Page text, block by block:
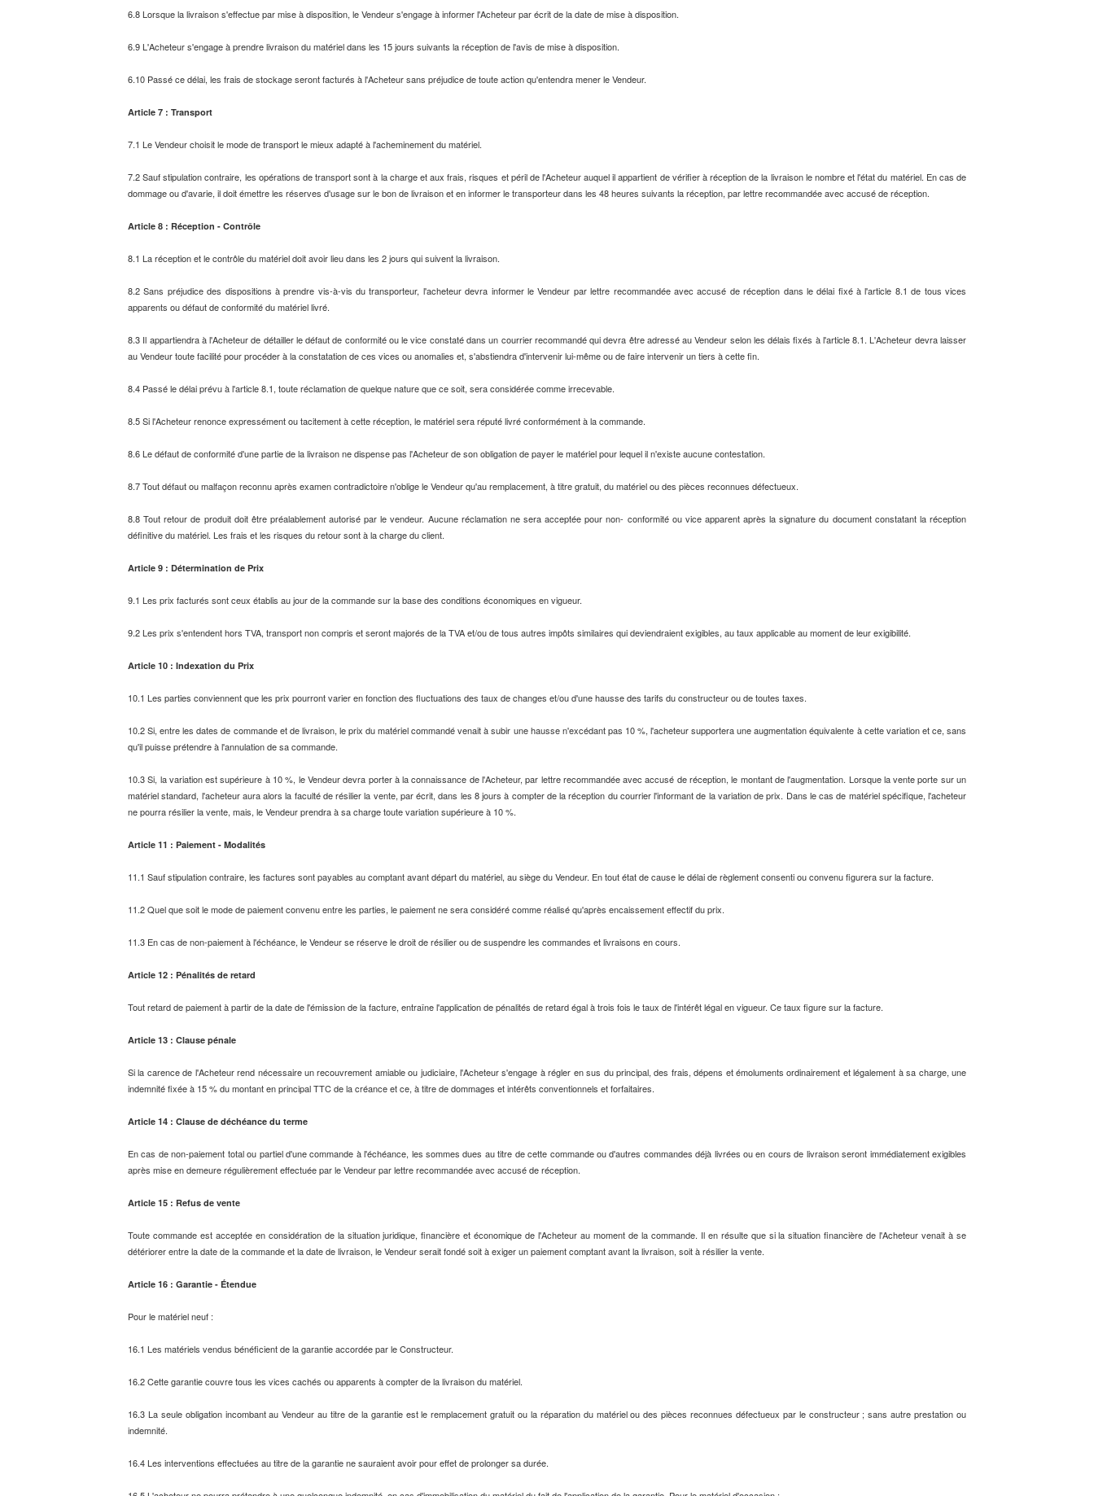
6.8 Lorsque la livraison s'effectue par mise à disposition, le Vendeur s'engage à informer l'Acheteur par écrit de la date de mise à disposition.
6.9 L'Acheteur s'engage à prendre livraison du matériel dans les 15 jours suivants la réception de l'avis de mise à disposition.
6.10 Passé ce délai, les frais de stockage seront facturés à l'Acheteur sans préjudice de toute action qu'entendra mener le Vendeur.
Article 7 : Transport
7.1 Le Vendeur choisit le mode de transport le mieux adapté à l'acheminement du matériel.
7.2 Sauf stipulation contraire, les opérations de transport sont à la charge et aux frais, risques et péril de l'Acheteur auquel il appartient de vérifier à réception de la livraison le nombre et l'état du matériel. En cas de
dommage ou d'avarie, il doit émettre les réserves d'usage sur le bon de livraison et en informer le transporteur dans les 48 heures suivants la réception, par lettre recommandée avec accusé de réception.
Article 8 : Réception - Contrôle
8.1 La réception et le contrôle du matériel doit avoir lieu dans les 2 jours qui suivent la livraison.
8.2 Sans préjudice des dispositions à prendre vis-à-vis du transporteur, l'acheteur devra informer le Vendeur par lettre recommandée avec accusé de réception dans le délai fixé à l'article 8.1 de tous vices
apparents ou défaut de conformité du matériel livré.
8.3 Il appartiendra à l'Acheteur de détailler le défaut de conformité ou le vice constaté dans un courrier recommandé qui devra être adressé au Vendeur selon les délais fixés à l'article 8.1. L'Acheteur devra laisser
au Vendeur toute facilité pour procéder à la constatation de ces vices ou anomalies et, s'abstiendra d'intervenir lui-même ou de faire intervenir un tiers à cette fin.
8.4 Passé le délai prévu à l'article 8.1, toute réclamation de quelque nature que ce soit, sera considérée comme irrecevable.
8.5 Si l'Acheteur renonce expressément ou tacitement à cette réception, le matériel sera réputé livré conformément à la commande.
8.6 Le défaut de conformité d'une partie de la livraison ne dispense pas l'Acheteur de son obligation de payer le matériel pour lequel il n'existe aucune contestation.
8.7 Tout défaut ou malfaçon reconnu après examen contradictoire n'oblige le Vendeur qu'au remplacement, à titre gratuit, du matériel ou des pièces reconnues défectueux.
8.8 Tout retour de produit doit être préalablement autorisé par le vendeur. Aucune réclamation ne sera acceptée pour non- conformité ou vice apparent après la signature du document constatant la réception
définitive du matériel. Les frais et les risques du retour sont à la charge du client.
Article 9 : Détermination de Prix
9.1 Les prix facturés sont ceux établis au jour de la commande sur la base des conditions économiques en vigueur.
9.2 Les prix s'entendent hors TVA, transport non compris et seront majorés de la TVA et/ou de tous autres impôts similaires qui deviendraient exigibles, au taux applicable au moment de leur exigibilité.
Article 10 : Indexation du Prix
10.1 Les parties conviennent que les prix pourront varier en fonction des fluctuations des taux de changes et/ou d'une hausse des tarifs du constructeur ou de toutes taxes.
10.2 Si, entre les dates de commande et de livraison, le prix du matériel commandé venait à subir une hausse n'excédant pas 10 %, l'acheteur supportera une augmentation équivalente à cette variation et ce, sans
qu'il puisse prétendre à l'annulation de sa commande.
10.3 Si, la variation est supérieure à 10 %, le Vendeur devra porter à la connaissance de l'Acheteur, par lettre recommandée avec accusé de réception, le montant de l'augmentation. Lorsque la vente porte sur un
matériel standard, l'acheteur aura alors la faculté de résilier la vente, par écrit, dans les 8 jours à compter de la réception du courrier l'informant de la variation de prix. Dans le cas de matériel spécifique, l'acheteur
ne pourra résilier la vente, mais, le Vendeur prendra à sa charge toute variation supérieure à 10 %.
Article 11 : Paiement - Modalités
11.1 Sauf stipulation contraire, les factures sont payables au comptant avant départ du matériel, au siège du Vendeur. En tout état de cause le délai de règlement consenti ou convenu figurera sur la facture.
11.2 Quel que soit le mode de paiement convenu entre les parties, le paiement ne sera considéré comme réalisé qu'après encaissement effectif du prix.
11.3 En cas de non-paiement à l'échéance, le Vendeur se réserve le droit de résilier ou de suspendre les commandes et livraisons en cours.
Article 12 : Pénalités de retard
Tout retard de paiement à partir de la date de l'émission de la facture, entraîne l'application de pénalités de retard égal à trois fois le taux de l'intérêt légal en vigueur. Ce taux figure sur la facture.
Article 13 : Clause pénale
Si la carence de l'Acheteur rend nécessaire un recouvrement amiable ou judiciaire, l'Acheteur s'engage à régler en sus du principal, des frais, dépens et émoluments ordinairement et légalement à sa charge, une
indemnité fixée à 15 % du montant en principal TTC de la créance et ce, à titre de dommages et intérêts conventionnels et forfaitaires.
Article 14 : Clause de déchéance du terme
En cas de non-paiement total ou partiel d'une commande à l'échéance, les sommes dues au titre de cette commande ou d'autres commandes déjà livrées ou en cours de livraison seront immédiatement exigibles
après mise en demeure régulièrement effectuée par le Vendeur par lettre recommandée avec accusé de réception.
Article 15 : Refus de vente
Toute commande est acceptée en considération de la situation juridique, financière et économique de l'Acheteur au moment de la commande. Il en résulte que si la situation financière de l'Acheteur venait à se
détériorer entre la date de la commande et la date de livraison, le Vendeur serait fondé soit à exiger un paiement comptant avant la livraison, soit à résilier la vente.
Article 16 : Garantie - Étendue
Pour le matériel neuf :
16.1 Les matériels vendus bénéficient de la garantie accordée par le Constructeur.
16.2 Cette garantie couvre tous les vices cachés ou apparents à compter de la livraison du matériel.
16.3 La seule obligation incombant au Vendeur au titre de la garantie est le remplacement gratuit ou la réparation du matériel ou des pièces reconnues défectueux par le constructeur ; sans autre prestation ou
indemnité.
16.4 Les interventions effectuées au titre de la garantie ne sauraient avoir pour effet de prolonger sa durée.